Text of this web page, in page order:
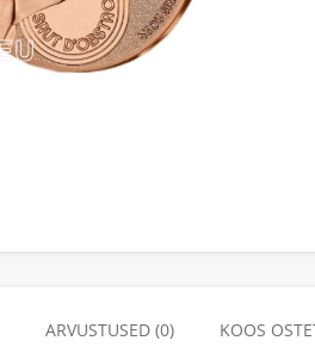
ARVUSTUSED (0) KOOS